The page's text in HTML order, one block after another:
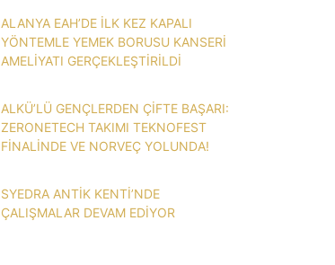
ALANYA EAH’DE İLK KEZ KAPALI
YÖNTEMLE YEMEK BORUSU KANSERİ
AMELİYATI GERÇEKLEŞTİRİLDİ
ALKÜ’LÜ GENÇLERDEN ÇİFTE BAŞARI:
ZERONETECH TAKIMI TEKNOFEST
FİNALİNDE VE NORVEÇ YOLUNDA!
SYEDRA ANTİK KENTİ’NDE
ÇALIŞMALAR DEVAM EDİYOR